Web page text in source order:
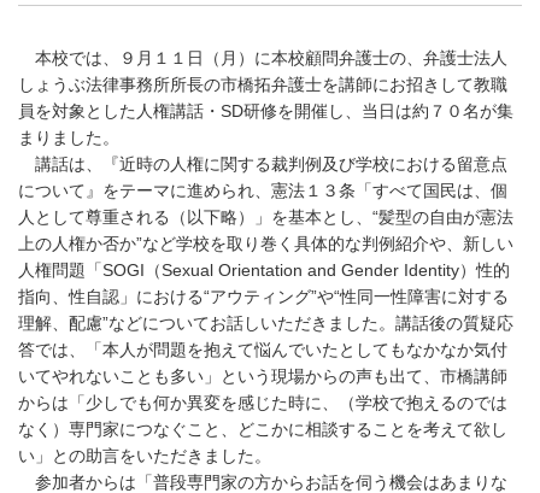
本校では、９月１１日（月）に本校顧問弁護士の、弁護士法人
しょうぶ法律事務所所長の市橋拓弁護士を講師にお招きして教職
員を対象とした人権講話・SD研修を開催し、当日は約７０名が集
まりました。
講話は、『近時の人権に関する裁判例及び学校における留意点
について』をテーマに進められ、憲法１３条「すべて国民は、個
人として尊重される（以下略）」を基本とし、“髪型の自由が憲法
上の人権か否か”など学校を取り巻く具体的な判例紹介や、新しい
人権問題「SOGI（Sexual Orientation and Gender Identity）性的
指向、性自認」における“アウティング”や“性同一性障害に対する
理解、配慮”などについてお話しいただきました。講話後の質疑応
答では、「本人が問題を抱えて悩んでいたとしてもなかなか気付
いてやれないことも多い」という現場からの声も出て、市橋講師
からは「少しでも何か異変を感じた時に、（学校で抱えるのでは
なく）専門家につなぐこと、どこかに相談することを考えて欲し
い」との助言をいただきました。
参加者からは「普段専門家の方からお話を伺う機会はあまりな